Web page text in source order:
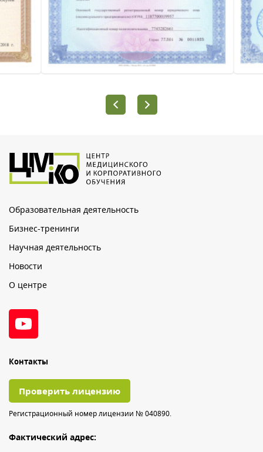
Образовательная деятельность
Бизнес-тренинги
Научная деятельность
Новости
О центре
Контакты
Проверить лицензию
Регистрационный номер лицензии № 040890.
Фактический адрес: